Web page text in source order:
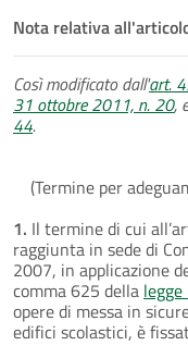
Nota relativa
Così modificato dall'art.
31 ottobre 2011, n. 20,
44.
(Termine per
1. Il termine di cui
raggiunta in sede di
2007, in applicazione
comma 625 della
opere di messa in
edifici scolastici, è